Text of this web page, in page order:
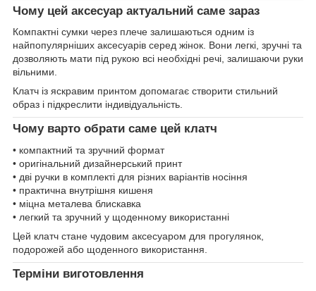
Чому цей аксесуар актуальний саме зараз
Компактні сумки через плече залишаються одним із
найпопулярніших аксесуарів серед жінок. Вони легкі, зручні та
дозволяють мати під рукою всі необхідні речі, залишаючи руки
вільними.
Клатч із яскравим принтом допомагає створити стильний
образ і підкреслити індивідуальність.
Чому варто обрати саме цей клатч
• компактний та зручний формат
• оригінальний дизайнерський принт
• дві ручки в комплекті для різних варіантів носіння
• практична внутрішня кишеня
• міцна металева блискавка
• легкий та зручний у щоденному використанні
Цей клатч стане чудовим аксесуаром для прогулянок,
подорожей або щоденного використання.
Терміни виготовлення